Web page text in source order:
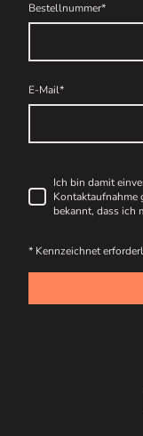
Bestellnummer*
E-Mail*
Ich bin damit
Kontaktaufnahme
bekannt, dass ich
* Kennzeichnet